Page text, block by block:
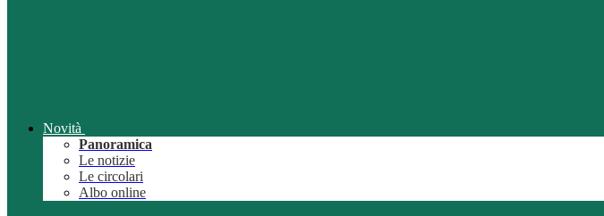
Novità
Panoramica
Le notizie
Le circolari
Albo online